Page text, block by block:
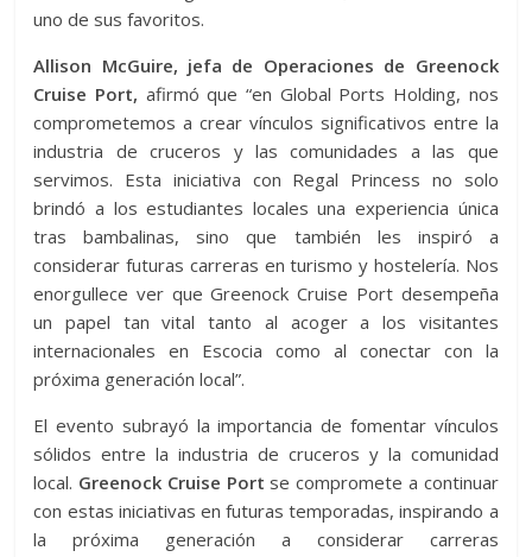
uno de sus favoritos.
Allison McGuire, jefa de Operaciones de Greenock
Cruise Port, afirmó que “en Global Ports Holding, nos
comprometemos a crear vínculos significativos entre la
industria de cruceros y las comunidades a las que
servimos. Esta iniciativa con Regal Princess no solo
brindó a los estudiantes locales una experiencia única
tras bambalinas, sino que también les inspiró a
considerar futuras carreras en turismo y hostelería. Nos
enorgullece ver que Greenock Cruise Port desempeña
un papel tan vital tanto al acoger a los visitantes
internacionales en Escocia como al conectar con la
próxima generación local”.
El evento subrayó la importancia de fomentar vínculos
sólidos entre la industria de cruceros y la comunidad
local. Greenock Cruise Port se compromete a continuar
con estas iniciativas en futuras temporadas, inspirando a
la próxima generación a considerar carreras